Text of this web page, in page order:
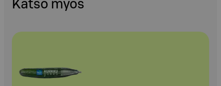
Katso myös